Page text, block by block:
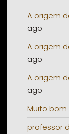
A origem
ago
A origem
ago
A origem
ago
Muito
professor